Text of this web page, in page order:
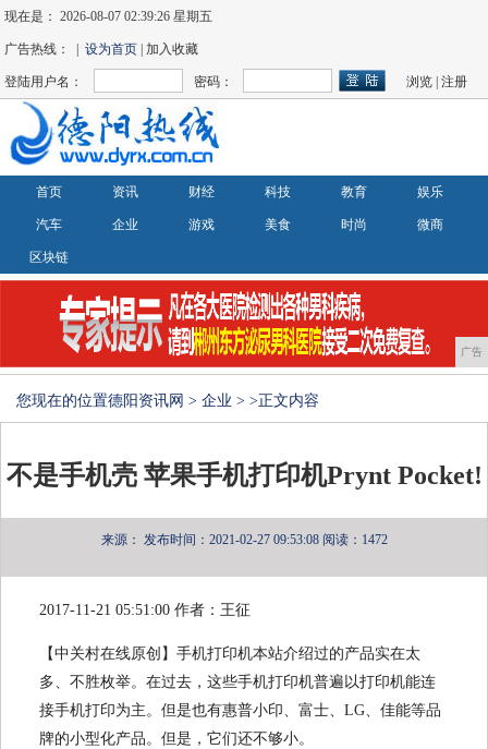
现在是：2026-08-07 02:39:27 星期五
广告热线： |设为首页 | 加入收藏
登陆用户名： 密码： 浏览 |注册
首页 资讯 财经 科技 教育 娱乐
汽车 企业 游戏 美食 时尚 微商
区块链
广告
您现在的位置德阳资讯网 > 企业 > >正文内容
不是手机壳 苹果手机打印机Prynt Pocket!
来源： 发布时间：2021-02-27 09:53:08 阅读：1472
2017-11-21 05:51:00 作者：王征
【中关村在线原创】手机打印机本站介绍过的产品实在太
多、不胜枚举。在过去，这些手机打印机普遍以打印机能连
接手机打印为主。但是也有惠普小印、富士、LG、佳能等品
牌的小型化产品。但是，它们还不够小。